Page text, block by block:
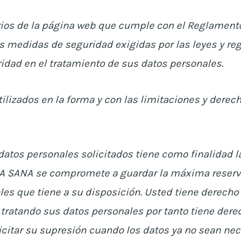
de la página web que cumple con el
medidas de seguridad exigidas por las leyes y
en el tratamiento de sus datos personales.
en la forma y con las limitaciones y
personales solicitados tiene como
SANA se compromete a guardar la máxima
que tiene a su disposición. Usted tiene
tratando sus datos personales por tanto tiene
su supresión cuando los datos ya no sean